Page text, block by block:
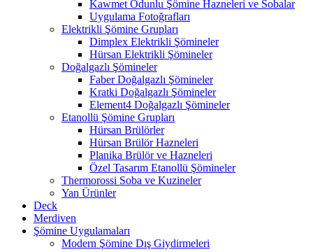
Kawmet Odunlu Şömine Hazneleri ve Sobalar
Uygulama Fotoğrafları
Elektrikli Şömine Grupları
Dimplex Elektrikli Şömineler
Hürsan Elektrikli Şömineler
Doğalgazlı Şömineler
Faber Doğalgazlı Şömineler
Kratki Doğalgazlı Şömineler
Element4 Doğalgazlı Şömineler
Etanollü Şömine Grupları
Hürsan Brülörler
Hürsan Brülör Hazneleri
Planika Brülör ve Hazneleri
Özel Tasarım Etanollü Şömineler
Thermorossi Soba ve Kuzineler
Yan Ürünler
Deck
Merdiven
Şömine Uygulamaları
Modern Şömine Dış Giydirmeleri